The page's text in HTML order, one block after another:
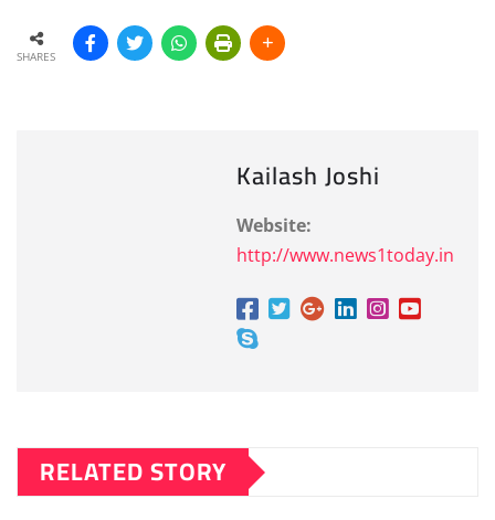
SHARES
Kailash Joshi
Website:
http://www.news1today.in
RELATED STORY